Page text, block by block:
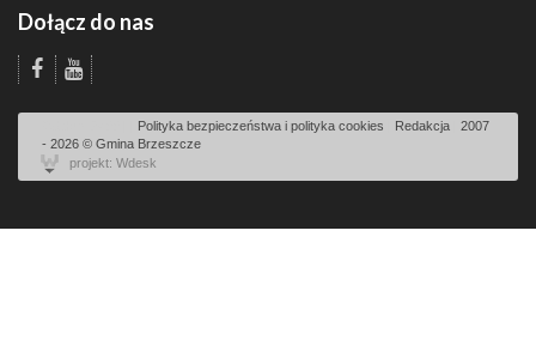
Dołącz do nas
Polityka bezpieczeństwa i polityka cookies Redakcja
2007
- 2026 © Gmina Brzeszcze
projekt: Wdesk